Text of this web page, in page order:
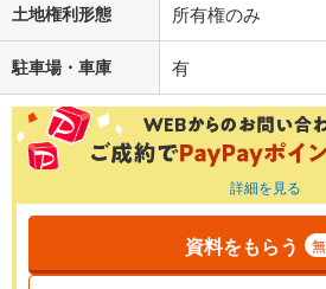
土地権利形態 所有権のみ
駐車場・車庫 有
詳細を見る
資料をもらう